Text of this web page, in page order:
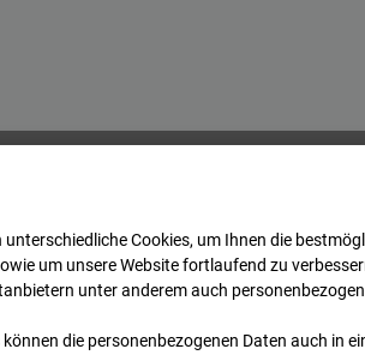
Panzerkaserne Böblingen
unterschiedliche Cookies, um Ihnen die
um unsere Website fortlaufend zu
unter anderem auch
können die personenbezogenen Daten auch in